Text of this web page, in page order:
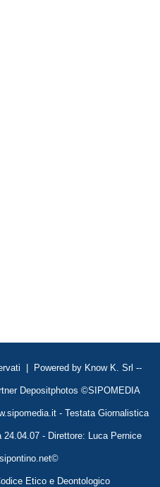
| Powered by Know K. Srl --
Depositphotos ©SIPOMEDIA
- Testata Giornalistica
- Direttore: Luca Pernice
Etico e Deontologico